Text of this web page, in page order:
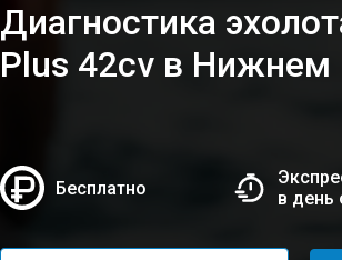
Диагностика
Plus 42cv в Нижнем
Бесплатно
в день